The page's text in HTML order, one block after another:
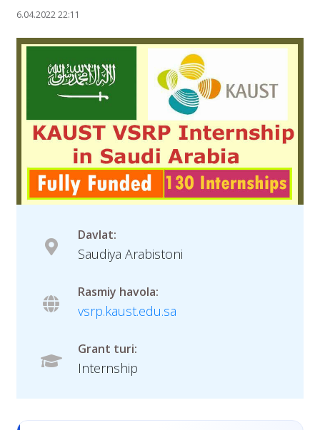
6.04.2022 22:11
Davlat:
Saudiya Arabistoni
Rasmiy havola:
vsrp.kaust.edu.sa
Grant turi:
Internship